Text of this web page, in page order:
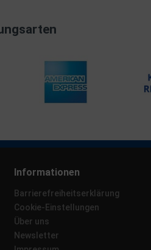
Informationen
Barrierefreiheitserklärung
Cookie-Einstellungen
Über uns
Newsletter